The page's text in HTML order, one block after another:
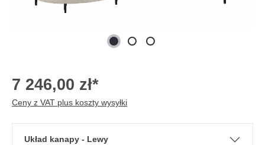
7 246,00 zł*
Ceny z VAT plus koszty wysyłki
Układ kanapy - Lewy